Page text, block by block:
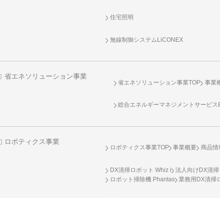
住宅照明
無線制御システムLiCONEX
省エネソリューション事業
省エネソリューション事業TOP 事業
総合エネルギーマネジメントサービ
ロボティクス事業
ロボティクス事業TOP 事業概要 商品情
DX清掃ロボット Whiz i
法人向けDX清
ロボット掃除機 Phantas
業務用DX清掃